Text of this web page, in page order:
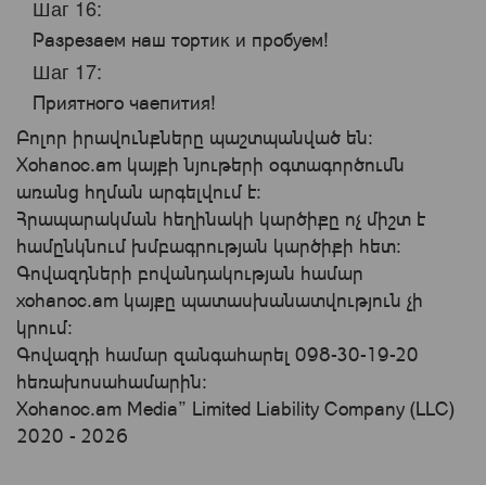
Шаг 16:
Разрезаем наш тортик и пробуем!
Шаг 17:
Приятного чаепития!
Բոլոր իրավունքները պաշտպանված են:
Xohanoc.am կայքի նյութերի օգտագործումն
առանց հղման արգելվում է:
Հրապարակման հեղինակի կարծիքը ոչ միշտ է
համընկնում խմբագրության կարծիքի հետ:
Գովազդների բովանդակության համար
xohanoc.am կայքը պատասխանատվություն չի
կրում։
Գովազդի համար զանգահարել 098-30-19-20
հեռախոսահամարին:
Xohanoc.am Media” Limited Liability Company (LLC)
2020 - 2026